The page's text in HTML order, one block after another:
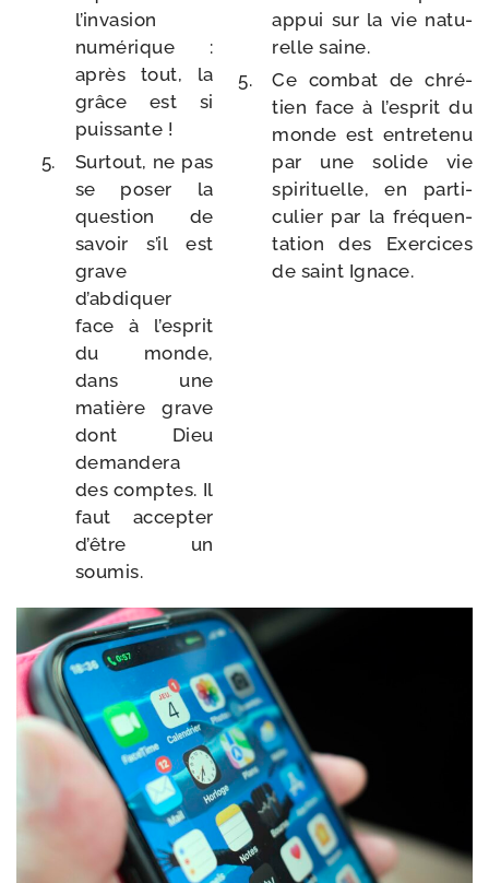
l’invasion
numé­rique :
après tout, la
grâce est si
puissante !
Surtout, ne pas
se poser la
ques­tion de
savoir s’il est
grave
d’abdiquer
face à l’esprit
du monde,
dans une
matière grave
dont Dieu
deman­de­ra
des comptes. Il
faut accep­ter
d’être un
soumis.
appui sur la vie natu­
relle saine.
Ce com­bat de chré­
tien face à l’esprit du
monde est entre­te­nu
par une solide vie
spi­ri­tuelle, en par­ti­
cu­lier par la fré­quen­
ta­tion des Exercices
de saint Ignace.